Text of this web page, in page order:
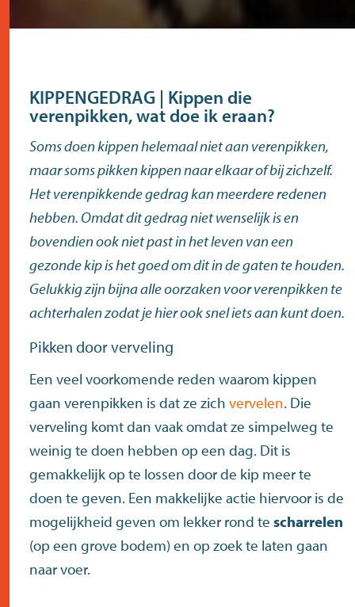
KIPPENGEDRAG | Kippen die
verenpikken, wat doe ik eraan?
Soms doen kippen helemaal niet aan verenpikken,
maar soms pikken kippen naar elkaar of bij zichzelf.
Het verenpikkende gedrag kan meerdere redenen
hebben. Omdat dit gedrag niet wenselijk is en
bovendien ook niet past in het leven van een
gezonde kip is het goed om dit in de gaten te houden.
Gelukkig zijn bijna alle oorzaken voor verenpikken te
achterhalen zodat je hier ook snel iets aan kunt doen.
Pikken door verveling
Een veel voorkomende reden waarom kippen
gaan verenpikken is dat ze zich vervelen. Die
verveling komt dan vaak omdat ze simpelweg te
weinig te doen hebben op een dag. Dit is
gemakkelijk op te lossen door de kip meer te
doen te geven. Een makkelijke actie hiervoor is de
mogelijkheid geven om lekker rond te scharrelen
(op een grove bodem) en op zoek te laten gaan
naar voer.